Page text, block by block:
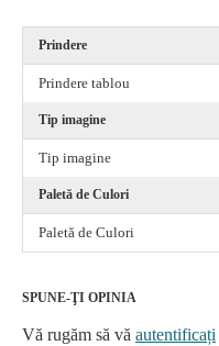
Prindere
Prindere tablou
Tip imagine
Tip imagine
Paletă de Culori
Paletă de Culori
SPUNE-ŢI OPINIA
Vă rugăm să vă autentificați